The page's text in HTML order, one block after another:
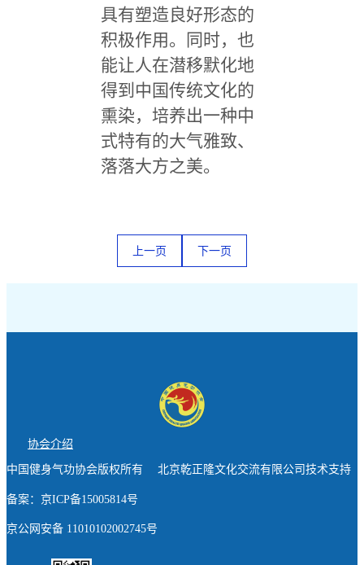
具有塑造良好形态的
积极作用。同时，也
能让人在潜移默化地
得到中国传统文化的
熏染，培养出一种中
式特有的大气雅致、
落落大方之美。
上一页 下一页
协会介绍
中国健身气功协会版权所有 北京乾正隆文化交流有限公司技术支持
备案：京ICP备15005814号
京公网安备 11010102002745号